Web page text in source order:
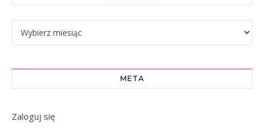
Archiwa
META
Zaloguj się